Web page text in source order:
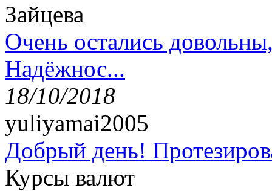
Зайцева
Очень остались
Надёжнос...
18/10/2018
yuliyamai2005
Добрый день!
Курсы валют